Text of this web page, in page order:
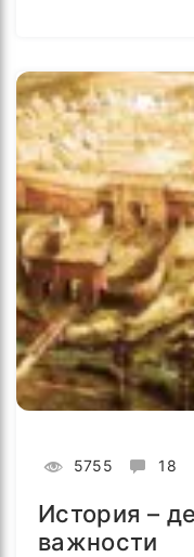
5755 18
История –
важности